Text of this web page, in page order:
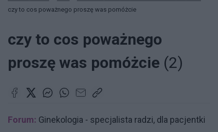
czy to cos poważnego proszę was pomóżcie
czy to cos poważnego
proszę was pomóżcie (2)
Forum: Ginekologia - specjalista radzi, dla pacjentki